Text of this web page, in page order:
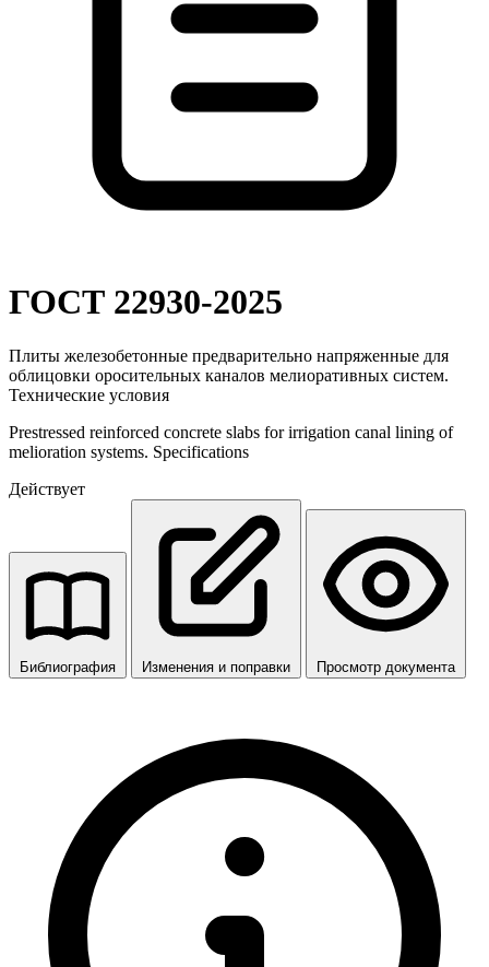
ГОСТ 22930-2025
Плиты железобетонные предварительно напряженные для
облицовки оросительных каналов мелиоративных систем.
Технические условия
Prestressed reinforced concrete slabs for irrigation canal lining of
melioration systems. Specifications
Действует
Библиография Изменения и поправки Просмотр документа